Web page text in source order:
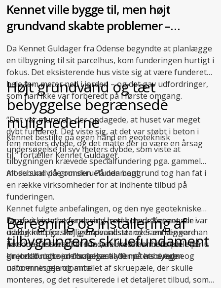
Kennet ville bygge til, men højt
grundvand skabte problemer –
skruepæle blev redningen
Da Kennet Guldager fra Odense begyndte at planlægge
en tilbygning til sit parcelhus, kom funderingen hurtigt i
fokus. Det eksisterende hus viste sig at være funderet
hele fem meter ned i jorden – og det gav udfordringer,
som han ikke var forberedt på i første omgang.
“Det var mureren, der opdagede, at huset var meget
dybt funderet. Det viste sig, at det var støbt i beton i
fem meters dybde, og det måtte der jo være en årsag
til,” fortæller Kennet Guldager.
Højt grundvand og tæt
bebyggelse begrænsede
mulighederne
Kennet bestilte på egen hånd en geoteknisk
undersøgelse til syv meters dybde, som viste at
tilbygningen krævede specialfundering pga. gammel
mosebund på grunden. På den baggrund tog han fat i
en række virksomheder for at indhente tilbud på
funderingen.
En af virksomhederne var Uretek, hvor Kennet var i
dialog med forskellige specialister over en længere
periode. Det resulterede i, at Uretek anbefalede endnu
enjordbundsundersøgelsetil 10 meters dybde.
Alt du skal vide om skruefundament
Kennet fulgte anbefalingen, og den nye geotekniske
rapport viste, at fundering med borede betonpæle var
udelukket pga. høj grundvandsstand. Samtidig var han
ikke interesseret i at fundere med rammede pæle på
grund af risikoen for følgeskader på hans egen og
naboernes ejendomme:
Beregning og installering af
tilbygningens skruefundament
Uretek brugte jordbundsanalysen til at beregne
udformningen og antallet af skruepæle, der skulle
monteres, og det resulterede i et detaljeret tilbud, som